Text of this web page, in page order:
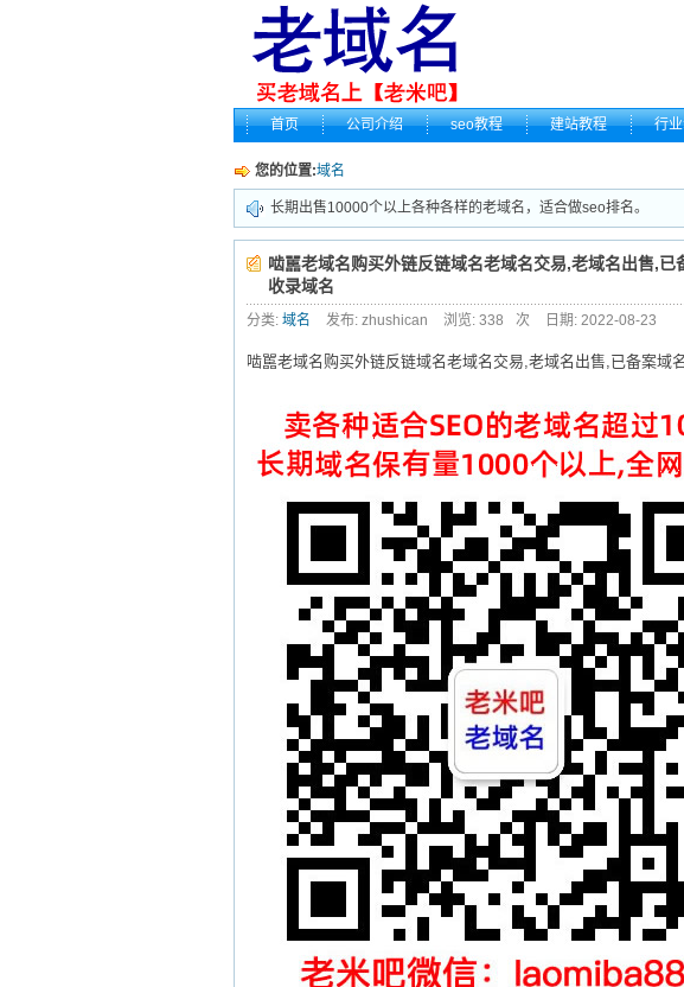
首页 公司介绍 seo教程 建站教程 行
您的位置:域名
长期出售10000个以上各种各样的老域名，适合做seo排名。
啮嚚老域名购买外链反链域名老域名交易,老域名出售,
收录域名
分类: 域名 发布: zhushican 浏览: 338 次 日期: 2022-08-23
啮嚚老域名购买外链反链域名老域名交易,老域名出售,已备案域